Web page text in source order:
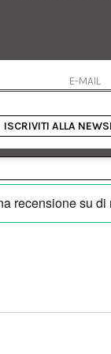
Facebook
ISCRIVITI ALLA